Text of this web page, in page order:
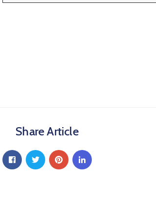
Share Article